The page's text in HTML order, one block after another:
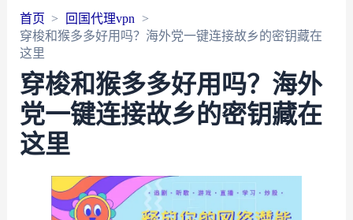
首页
回国代理vpn
穿梭和猴多多好用吗？海外党一键连接故乡的密钥藏在
这里
穿梭和猴多多好用吗？海外
党一键连接故乡的密钥藏在
这里